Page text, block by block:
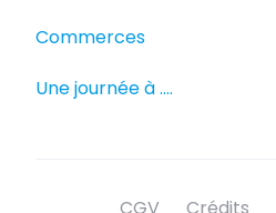
Commerces
Une journée à ….